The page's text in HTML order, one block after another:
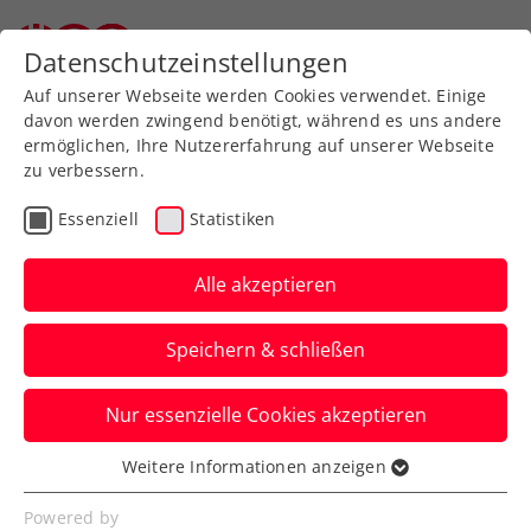
Zurück zur Newsübersicht
ATP
French Open: Potapova
nimmt sensationell
Titelverteidigerin Gauff
raus
Das ÖTV-Ass kämpft sich in Paris zum
zweiten Mal ins Achtelfinale eines Grand-
Slam-Turniers.
Datenschutzeinstellungen
Auf unserer Webseite werden Cookies verwendet. Einige
davon werden zwingend benötigt, während es uns andere
ermöglichen, Ihre Nutzererfahrung auf unserer Webseite
zu verbessern.
Essenziell Statistiken
Alle akzeptieren
Speichern & schließen
Nur essenzielle Cookies akzeptieren
Essenziell
Essenzielle Cookies werden für grundlegende
Weitere Informationen anzeigen
Powered by